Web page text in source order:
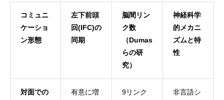
コミュニ
ケーショ
ン形態
左下前頭
回(IFC)の
同期
脳間リン
ク数
（Dumas
らの研
究）
神経科学
的メカニ
ズムと特
性
対面での
有意に増
9リンク
非言語シ